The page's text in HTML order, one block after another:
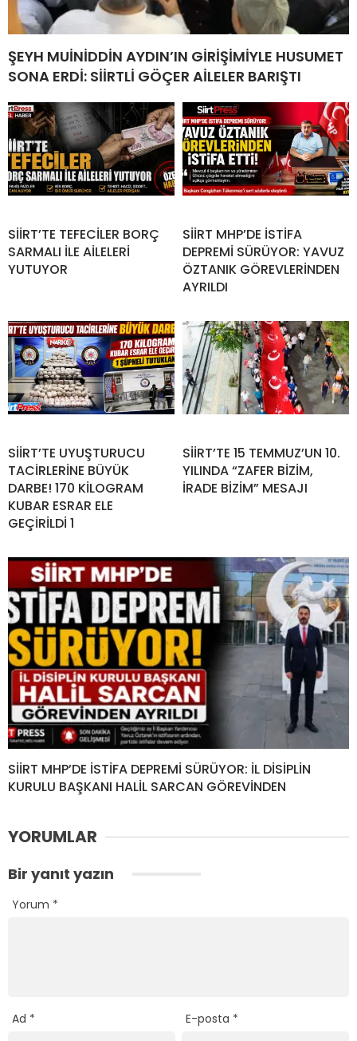
ŞEYH MUİNİDDİN AYDIN’IN GİRİŞİMİYLE HUSUMET
SONA ERDİ: SİİRTLİ GÖÇER AİLELER BARIŞTI
SİİRT’TE TEFECİLER BORÇ
SARMALI İLE AİLELERİ
YUTUYOR
SİİRT MHP’DE İSTİFA
DEPREMİ SÜRÜYOR: YAVUZ
ÖZTANIK GÖREVLERİNDEN
AYRILDI
SİİRT’TE UYUŞTURUCU
TACİRLERİNE BÜYÜK
DARBE! 170 KİLOGRAM
KUBAR ESRAR ELE
GEÇİRİLDİ 1
SİİRT’TE 15 TEMMUZ’UN 10.
YILINDA “ZAFER BİZİM,
İRADE BİZİM” MESAJI
SİİRT MHP’DE İSTİFA DEPREMİ SÜRÜYOR: İL DİSİPLİN
KURULU BAŞKANI HALİL SARCAN GÖREVİNDEN
YORUMLAR
Bir yanıt yazın
Yorum *
Ad * E-posta *